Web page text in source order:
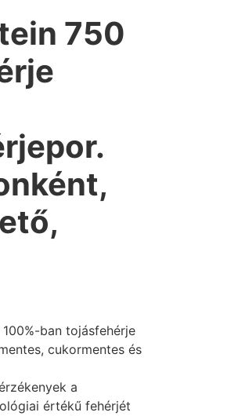
750
ban tojásfehérje
cukormentes és
a
értékű fehérjét